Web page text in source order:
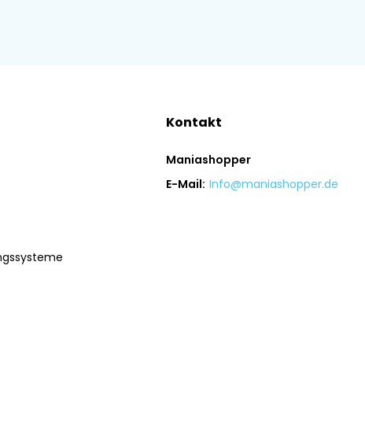
Kontakt
Maniashopper
E-Mail: Info@maniashopper.de